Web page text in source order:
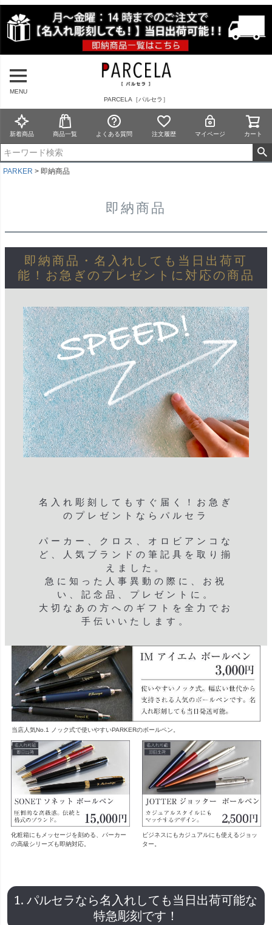
MENU
PARCELA［パルセラ］
新着商品 商品一覧 よくある質問 注文履歴 マイページ カート
PARKER 即納商品
即納商品
即納商品・名入れしても当日出荷可
能！お急ぎのプレゼントに対応の商品
名入れ彫刻してもすぐ届く！お急ぎ
のプレゼントならパルセラ
パーカー、クロス、オロビアンコな
ど、人気ブランドの筆記具を取り揃
えました。
急に知った人事異動の際に、お祝
い、記念品、プレゼントに。
大切なあの方へのギフトを全力でお
手伝いいたします。
当店人気No.1 ノック式で使いやすいPARKERのボールペン。
化粧箱にもメッセージを刻める、パーカー
の高級シリーズも即納対応。
ビジネスにもカジュアルにも使えるジョッ
ター。
1. パルセラなら名入れしても当日出荷可能な
特急彫刻です！